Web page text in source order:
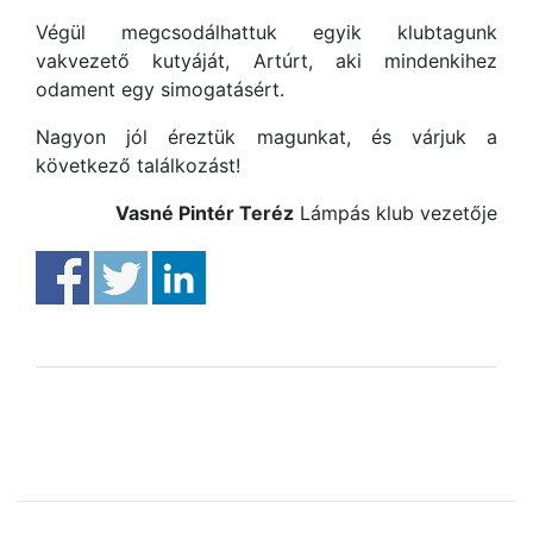
Végül megcsodálhattuk egyik klubtagunk
vakvezető kutyáját, Artúrt, aki mindenkihez
odament egy simogatásért.
Nagyon jól éreztük magunkat, és várjuk a
következő találkozást!
Vasné Pintér Teréz Lámpás klub vezetője